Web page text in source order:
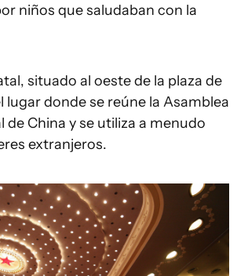
niños que saludaban con la
situado al oeste de la plaza de
lugar donde se reúne la Asamblea
de China y se utiliza a menudo
extranjeros.